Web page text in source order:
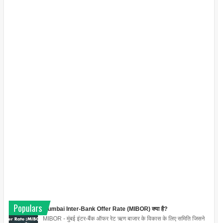
Populars
Mumbai Inter-Bank Offer Rate (MIBOR) क्या है?
MIBOR - मुंबई इंटर-बैंक ऑफर रेट ऋण बाजार के विकास के लिए समिति जिसने